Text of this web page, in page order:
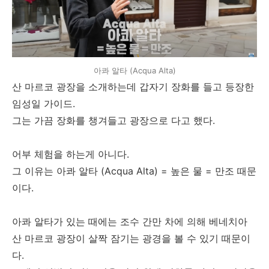
아콰 알타 (Acqua Alta)
산 마르코 광장을 소개하는데 갑자기 장화를 들고 등장한
임성일 가이드.
그는 가끔 장화를 챙겨들고 광장으로 다고 했다.
어부 체험을 하는게 아니다.
그 이유는 아콰 알타 (Acqua Alta) = 높은 물 = 만조 때문
이다.
아콰 알타가 있는 때에는 조수 간만 차에 의해 베네치아
산 마르코 광장이 살짝 잠기는 광경을 볼 수 있기 때문이
다.